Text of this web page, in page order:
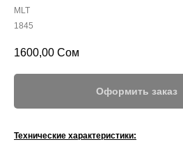
MLT
1845
1600,00 Сом
Оформить заказ
Технические характеристики: